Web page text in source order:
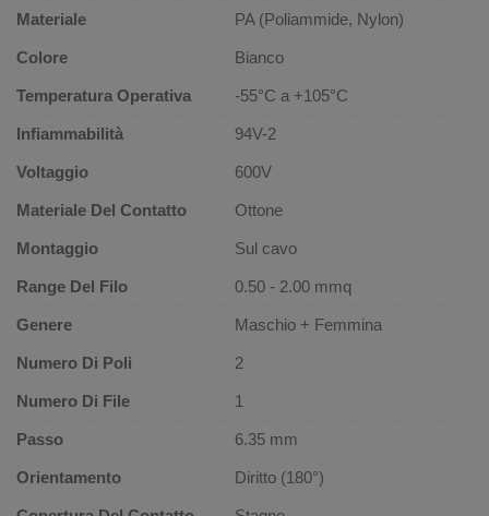
Materiale PA (Poliammide, Nylon)
Colore Bianco
Temperatura Operativa -55°C a +105°C
Infiammabilità 94V-2
Voltaggio 600V
Materiale Del Contatto Ottone
Montaggio Sul cavo
Range Del Filo 0.50 - 2.00 mmq
Genere Maschio + Femmina
Numero Di Poli 2
Numero Di File 1
Passo 6.35 mm
Orientamento Diritto (180°)